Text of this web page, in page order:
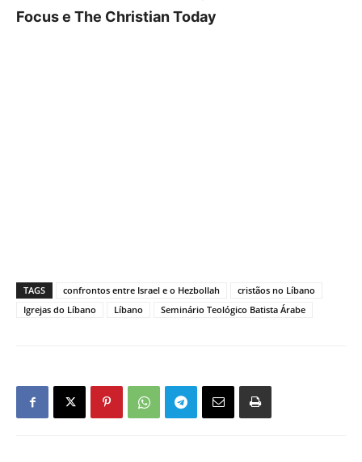
Focus e The Christian Today
TAGS confrontos entre Israel e o Hezbollah
cristãos no Líbano
Igrejas do Líbano
Líbano Seminário Teológico Batista Árabe